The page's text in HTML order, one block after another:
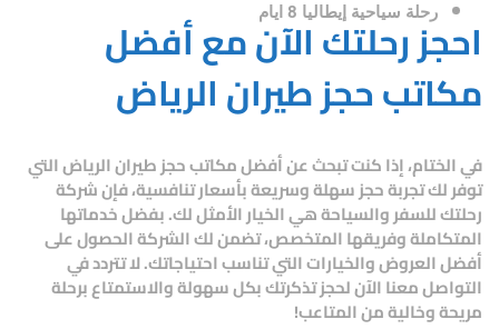
رحلة سياحية إيطاليا 8 ايام
احجز رحلتك الآن مع أفضل
مكاتب حجز طيران الرياض
في الختام، إذا كنت تبحث عنأفضل مكاتب حجز طيران الرياضالتي
توفر لك تجربة حجز سهلة وسريعة بأسعار تنافسية، فإنشركة
رحلتك للسفر والسياحةهي الخيار الأمثل لك. بفضل خدماتها
المتكاملة وفريقها المتخصص، تضمن لك الشركة الحصول على
أفضل العروض والخيارات التي تناسب احتياجاتك. لا تتردد في
التواصل معنا الآن لحجز تذكرتك بكل سهولة والاستمتاع برحلة
مريحة وخالية من المتاعب!